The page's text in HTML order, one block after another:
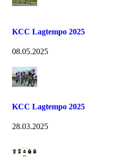
KCC Lagtempo 2025
08.05.2025
KCC Lagtempo 2025
28.03.2025